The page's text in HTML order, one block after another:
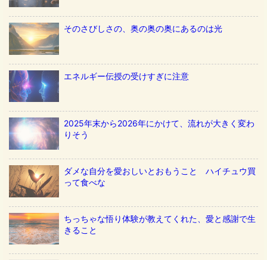
そのさびしさの、奥の奥の奥にあるのは光
エネルギー伝授の受けすぎに注意
2025年末から2026年にかけて、流れが大きく変わ
りそう
ダメな自分を愛おしいとおもうこと ハイチュウ買
って食べな
ちっちゃな悟り体験が教えてくれた、愛と感謝で生
きること